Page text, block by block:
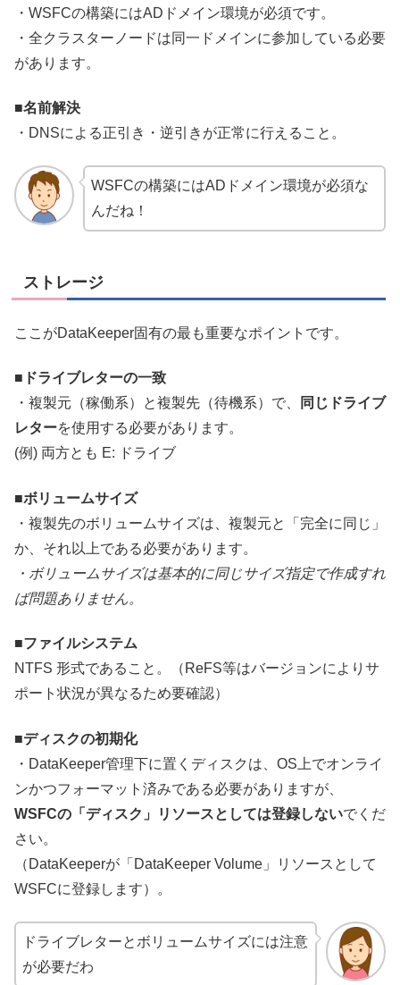
・WSFCの構築にはADドメイン環境が必須です。
・全クラスターノードは同一ドメインに参加している必要
があります。
■名前解決
・DNSによる正引き・逆引きが正常に行えること。
WSFCの構築にはADドメイン環境が必須な
んだね！
ストレージ
ここがDataKeeper固有の最も重要なポイントです。
■ドライブレターの一致
・複製元（稼働系）と複製先（待機系）で、
同じドライブ
レターを使用する必要があります。
(例) 両方とも E: ドライブ
■ボリュームサイズ
・複製先のボリュームサイズは、複製元と「完全に同じ」
か、それ以上である必要があります。
・ボリュームサイズは基本的に同じサイズ指定で作成すれ
ば問題ありません。
■ファイルシステム
NTFS 形式であること。（ReFS等はバージョンによりサ
ポート状況が異なるため要確認）
■ディスクの初期化
・DataKeeper管理下に置くディスクは、OS上でオンライ
ンかつフォーマット済みである必要がありますが、
WSFCの「ディスク」リソースとしては登録しないでくだ
さい。
（DataKeeperが「DataKeeper Volume」リソースとして
WSFCに登録します）。
ドライブレターとボリュームサイズには注意
が必要だわ